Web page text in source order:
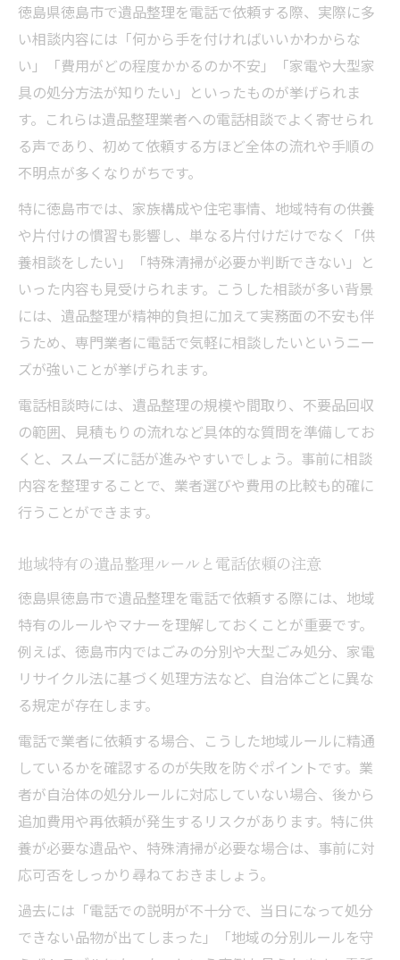
徳島県徳島市で遺品整理を電話で依頼する際、実際に多
い相談内容には「何から手を付ければいいかわからな
い」「費用がどの程度かかるのか不安」「家電や大型家
具の処分方法が知りたい」といったものが挙げられま
す。これらは遺品整理業者への電話相談でよく寄せられ
る声であり、初めて依頼する方ほど全体の流れや手順の
不明点が多くなりがちです。
特に徳島市では、家族構成や住宅事情、地域特有の供養
や片付けの慣習も影響し、単なる片付けだけでなく「供
養相談をしたい」「特殊清掃が必要か判断できない」と
いった内容も見受けられます。こうした相談が多い背景
には、遺品整理が精神的負担に加えて実務面の不安も伴
うため、専門業者に電話で気軽に相談したいというニー
ズが強いことが挙げられます。
電話相談時には、遺品整理の規模や間取り、不要品回収
の範囲、見積もりの流れなど具体的な質問を準備してお
くと、スムーズに話が進みやすいでしょう。事前に相談
内容を整理することで、業者選びや費用の比較も的確に
行うことができます。
地域特有の遺品整理ルールと電話依頼の注意
徳島県徳島市で遺品整理を電話で依頼する際には、地域
特有のルールやマナーを理解しておくことが重要です。
例えば、徳島市内ではごみの分別や大型ごみ処分、家電
リサイクル法に基づく処理方法など、自治体ごとに異な
る規定が存在します。
電話で業者に依頼する場合、こうした地域ルールに精通
しているかを確認するのが失敗を防ぐポイントです。業
者が自治体の処分ルールに対応していない場合、後から
追加費用や再依頼が発生するリスクがあります。特に供
養が必要な遺品や、特殊清掃が必要な場合は、事前に対
応可否をしっかり尋ねておきましょう。
過去には「電話での説明が不十分で、当日になって処分
できない品物が出てしまった」「地域の分別ルールを守